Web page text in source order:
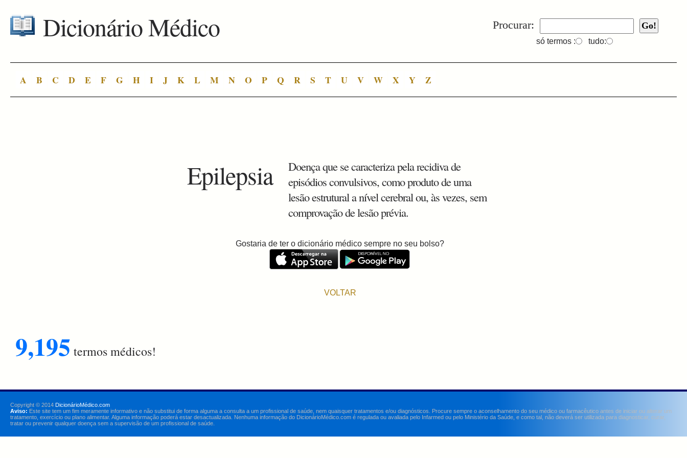
Procurar:
só termos : tudo:
Dicionário Médico
A B C D E F G H I J K L M N O P Q R S T U V W X Y Z
Epilepsia
Doença que se caracteriza pela recidiva de
episódios convulsivos, como produto de uma
lesão estrutural a nível cerebral ou, às vezes, sem
comprovação de lesão prévia.
Gostaria de ter o dicionário médico sempre no seu bolso?
VOLTAR
9,195 termos médicos!
Copyright © 2014 DicionárioMédico.com
Aviso: Este site tem um fim meramente informativo e não substitui de forma alguma a consulta a um profissional de saúde, nem quaisquer tratamentos e/ou diagnósticos. Procure sempre o aconselhamento do seu médico ou farmacêutico antes de iniciar ou alterar um
tratamento, exercício ou plano alimentar. Alguma informação poderá estar desactualizada. Nenhuma informação do DicionárioMédico.com é regulada ou avaliada pelo Infarmed ou pelo Ministério da Saúde, e como tal, não deverá ser utilizada para diagnosticar, curar,
tratar ou prevenir qualquer doença sem a supervisão de um profissional de saúde.